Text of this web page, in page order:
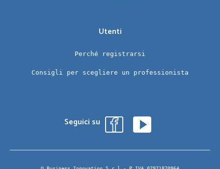
Utenti
Perché registrarsi
Consigli per scegliere un professionista
Seguici su